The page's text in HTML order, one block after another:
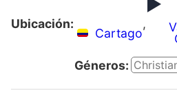
Ubicación:
Cartago
,
Géneros: